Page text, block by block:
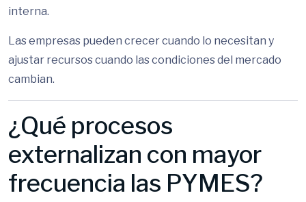
interna.
Las empresas pueden crecer cuando lo necesitan y
ajustar recursos cuando las condiciones del mercado
cambian.
¿Qué procesos
externalizan con mayor
frecuencia las PYMES?